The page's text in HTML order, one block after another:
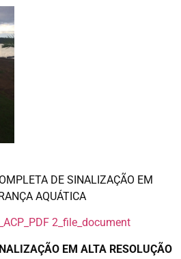
DE SINALIZAÇÃO EM
AQUÁTICA
EM ALTA RESOLUÇÃO